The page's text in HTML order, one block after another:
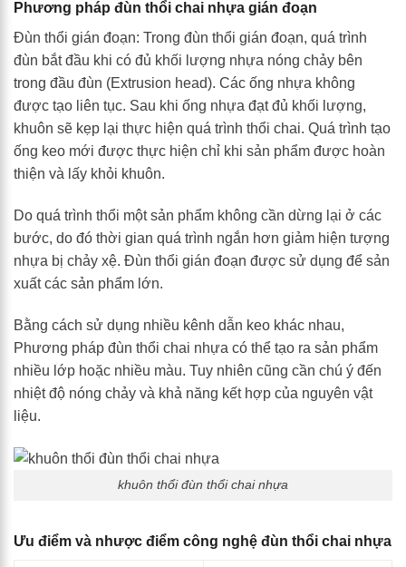
Phương pháp đùn thổi chai nhựa gián đoạn
Đùn thổi gián đoạn: Trong đùn thổi gián đoạn, quá trình
đùn bắt đầu khi có đủ khối lượng nhựa nóng chảy bên
trong đầu đùn (Extrusion head). Các ống nhựa không
được tạo liên tục. Sau khi ống nhựa đạt đủ khối lượng,
khuôn sẽ kẹp lại thực hiện quá trình thổi chai. Quá trình tạo
ống keo mới được thực hiện chỉ khi sản phẩm được hoàn
thiện và lấy khỏi khuôn.
Do quá trình thổi một sản phẩm không cần dừng lại ở các
bước, do đó thời gian quá trình ngắn hơn giảm hiện tượng
nhựa bị chảy xệ. Đùn thổi gián đoạn được sử dụng để sản
xuất các sản phẩm lớn.
Bằng cách sử dụng nhiều kênh dẫn keo khác nhau,
Phương pháp đùn thổi chai nhựa có thể tạo ra sản phẩm
nhiều lớp hoặc nhiều màu. Tuy nhiên cũng cần chú ý đến
nhiệt độ nóng chảy và khả năng kết hợp của nguyên vật
liệu.
khuôn thổi đùn thổi chai nhựa
Ưu điểm và nhược điểm công nghệ đùn thổi chai nhựa